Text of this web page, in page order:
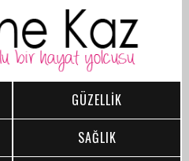
GÜZELLİK
SAĞLIK